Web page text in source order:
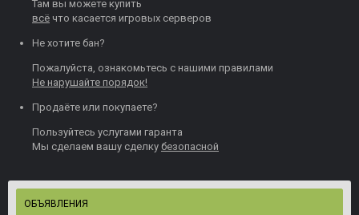
Там вы можете купить
всё что касается игровых серверов
Не хотите бан?
Пожалуйста, ознакомьтесь с нашими правилами
Не нарушайте порядок!
Продаёте или покупаете?
Пользуйтесь услугами гаранта
Мы сделаем вашу сделку безопасной
ОБЪЯВЛЕНИЯ